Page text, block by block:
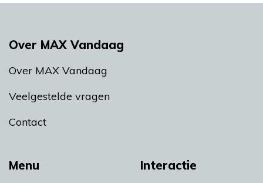
Menu Interactie
Over MAX Vandaag
Over MAX Vandaag
Veelgestelde vragen
Contact